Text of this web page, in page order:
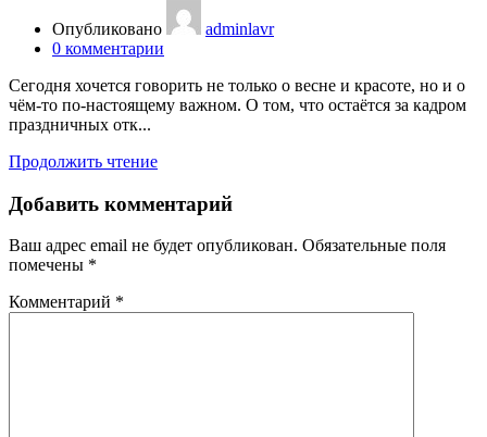
Опубликовано
adminlavr
0 комментарии
Сегодня хочется говорить не только о весне и красоте, но и о
чём-то по-настоящему важном. О том, что остаётся за кадром
праздничных отк...
Продолжить чтение
Добавить комментарий
Ваш адрес email не будет опубликован. Обязательные поля
помечены *
Комментарий *